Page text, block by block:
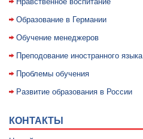
Образование в Германии
Обучение менеджеров
Преподование иностранного языка
Проблемы обучения
Развитие образования в России
КОНТАКТЫ